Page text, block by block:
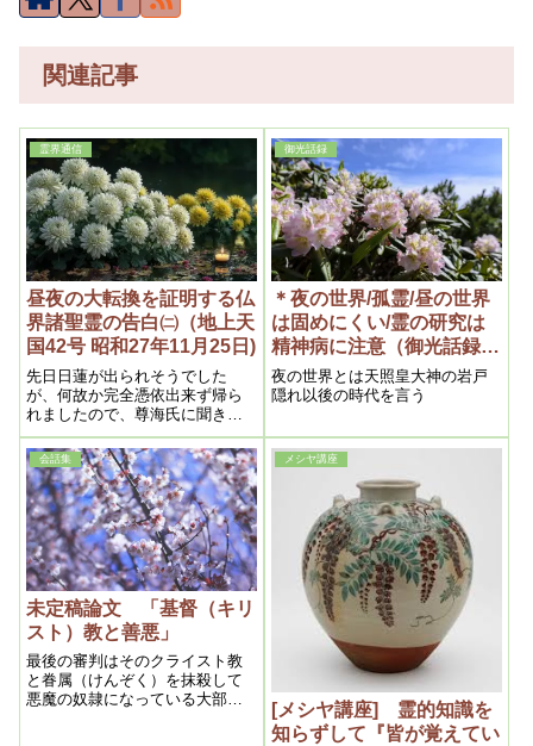
関連記事
霊界通信
昼夜の大転換を証明する仏
界諸聖霊の告白㈡（地上天
国42号 昭和27年11月25日)
先日日蓮が出られそうでした
が、何故か完全憑依出来ず帰ら
れましたので、尊海氏に聞きま
したところ、日蓮は主神の御許
しを受けて来られなかったため
に、家内の正守護神に帰された
のだそうです。そのため今度尊
海氏が出られる事を知ってすが
って来られた由にて、涙を流し
て左記の通り述べられました
御光話録
＊夜の世界/孤霊/昼の世界
は固めにくい/霊の研究は
精神病に注意（御光話録
昭和23年5月8日）
夜の世界とは天照皇大神の岩戸
隠れ以後の時代を言う
会話集
未定稿論文 「基督（キリ
スト）教と善悪」
最後の審判はそのクライスト教
と眷属（けんぞく）を抹殺して
悪魔の奴隷になっている大部分
メシヤ講座
[メシヤ講座] 霊的知識を
知らずして『皆が覚えてい